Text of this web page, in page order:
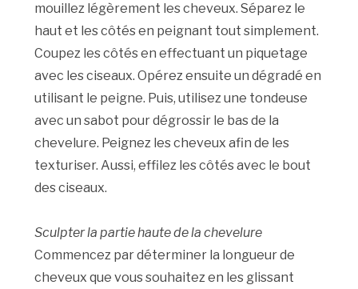
mouillez légèrement les cheveux. Séparez le
haut et les côtés en peignant tout simplement.
Coupez les côtés en effectuant un piquetage
avec les ciseaux. Opérez ensuite un dégradé en
utilisant le peigne. Puis, utilisez une tondeuse
avec un sabot pour dégrossir le bas de la
chevelure. Peignez les cheveux afin de les
texturiser. Aussi, effilez les côtés avec le bout
des ciseaux.
Sculpter la partie haute de la chevelure
Commencez par déterminer la longueur de
cheveux que vous souhaitez en les glissant